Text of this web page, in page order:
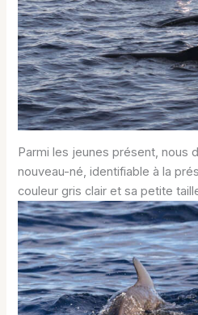
Parmi les jeunes présent, nous
nouveau-né, identifiable à la
couleur gris clair et sa petite